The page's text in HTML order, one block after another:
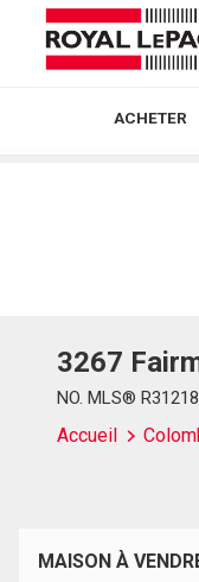
ACHETER
3267
NO. MLS®
Accueil
MAISON À